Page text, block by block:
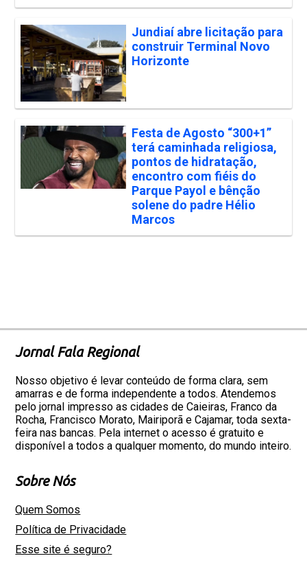
Jundiaí abre licitação para
construir Terminal Novo
Horizonte
Festa de Agosto “300+1”
terá caminhada religiosa,
pontos de hidratação,
encontro com fiéis do
Parque Payol e bênção
solene do padre Hélio
Marcos
Jornal Fala Regional
Nosso objetivo é levar conteúdo de forma clara, sem
amarras e de forma independente a todos. Atendemos
pelo jornal impresso as cidades de Caieiras, Franco da
Rocha, Francisco Morato, Mairiporã e Cajamar, toda sexta-
feira nas bancas. Pela internet o acesso é gratuito e
disponível a todos a qualquer momento, do mundo inteiro.
Sobre Nós
Quem Somos
Política de Privacidade
Esse site é seguro?